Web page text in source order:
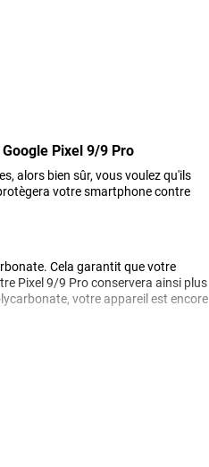
Pixel 9/9 Pro
alors bien sûr, vous voulez qu'ils
votre smartphone contre
Cela garantit que votre
Pixel 9/9 Pro conservera ainsi plus
votre appareil est encore
le magnifique design ? Alors
Cover Transparent Google Pixel 9/9